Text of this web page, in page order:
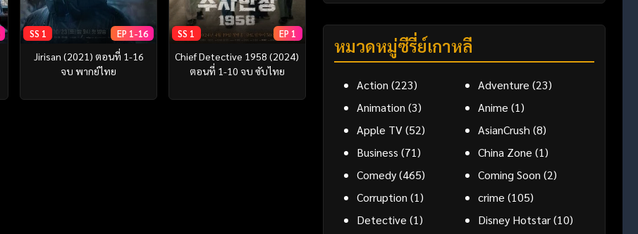
SS 1 EP 1-16
Jirisan (2021) ตอนที่ 1-16
จบ พากย์ไทย
SS 1 EP 1
Chief Detective 1958 (2024)
ตอนที่ 1-10 จบ ซับไทย
หมวดหมู่ซีรี่ย์เกาหลี
Action (223) Adventure (23)
Animation (3) Anime (1)
Apple TV(52) AsianCrush (8)
Business (71) China Zone (1)
Comedy(465) Coming Soon (2)
Corruption (1) crime (105)
Detective (1) Disney Hotstar(10)